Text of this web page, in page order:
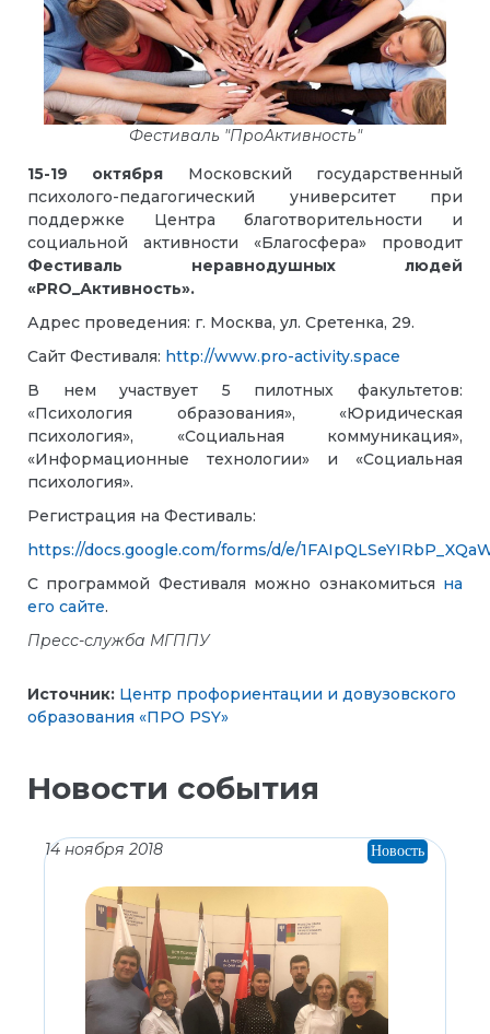
Фестиваль "ПроАктивность"
15-19 октября Московский государственный
психолого-педагогический университет при
поддержке Центра благотворительности и
социальной активности «Благосфера» проводит
Фестиваль неравнодушных людей
«PRO_Активность».
Адрес проведения: г. Москва, ул. Сретенка, 29.
Сайт Фестиваля: http://www.pro-activity.space
В нем участвует 5 пилотных факультетов:
«Психология образования», «Юридическая
психология», «Социальная коммуникация»,
«Информационные технологии» и «Социальная
психология».
Регистрация на Фестиваль:
https://docs.google.com/forms/d/e/
С программой Фестиваля можно ознакомиться на
его сайте.
Пресс-служба МГППУ
Источник: Центр профориентации и довузовского
образования «ПРО PSY»
Новости события
14 ноября 2018 Новость